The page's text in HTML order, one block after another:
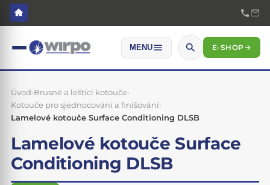
MENU E-SHOP→
Úvod›Brusné a leštící kotouče›
Kotouče pro sjednocování a finišování›
Lamelové kotouče Surface Conditioning DLSB
Lamelové kotouče Surface
Conditioning DLSB